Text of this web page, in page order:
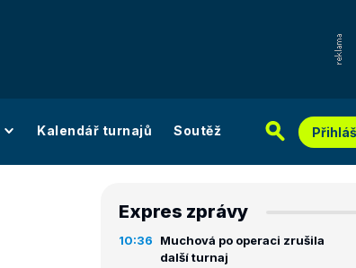
Kalendář turnajů Soutěž
Expres zprávy
10:36
Muchová po operaci zrušila
další turnaj